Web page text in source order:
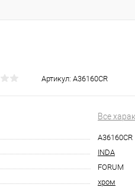
Артикул: A36160CR
Все
A36160CR
INDA
FORUM
хром